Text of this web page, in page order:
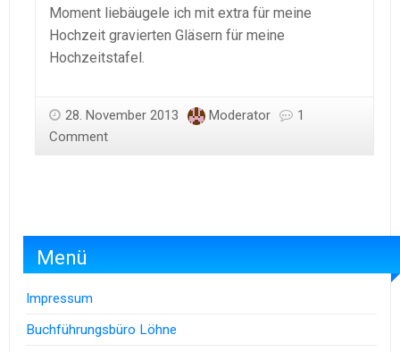
Moment liebäugele ich mit extra für meine
Hochzeit gravierten Gläsern für meine
Hochzeitstafel.
28. November 2013 Moderator
1
Comment
Menü
Impressum
Buchführungsbüro Löhne